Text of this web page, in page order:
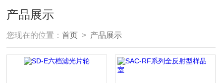
产品展示
您现在的位置：首页 > 产品展示